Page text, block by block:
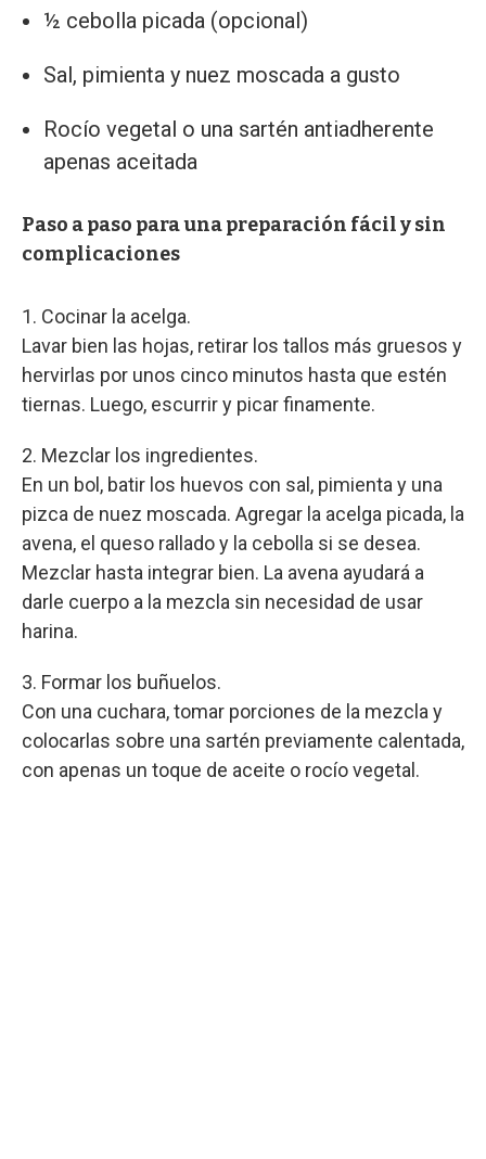
½ cebolla picada (opcional)
Sal, pimienta y nuez moscada a gusto
Rocío vegetal o una sartén antiadherente
apenas aceitada
Paso a paso para una preparación fácil y sin
complicaciones
1. Cocinar la acelga.
Lavar bien las hojas, retirar los tallos más gruesos y
hervirlas por unos cinco minutos hasta que estén
tiernas. Luego, escurrir y picar finamente.
2. Mezclar los ingredientes.
En un bol, batir los huevos con sal, pimienta y una
pizca de nuez moscada. Agregar la acelga picada, la
avena, el queso rallado y la cebolla si se desea.
Mezclar hasta integrar bien. La avena ayudará a
darle cuerpo a la mezcla sin necesidad de usar
harina.
3. Formar los buñuelos.
Con una cuchara, tomar porciones de la mezcla y
colocarlas sobre una sartén previamente calentada,
con apenas un toque de aceite o rocío vegetal.